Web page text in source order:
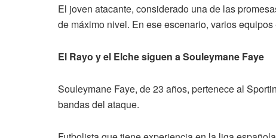
El joven atacante, considerado una de las
de máximo nivel. En ese escenario, varios
El Rayo y el Elche siguen a Souleymane Faye
Souleymane Faye, de 23 años, pertenece al
bandas del ataque.